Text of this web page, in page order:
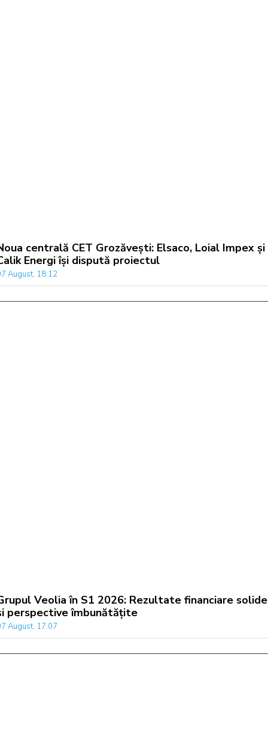
centrală CET Grozăvești: Elsaco, Loial Impex și
Energi își dispută proiectul
August, 18:12
Veolia în S1 2026: Rezultate financiare solide
perspective îmbunătățite
August, 17:07